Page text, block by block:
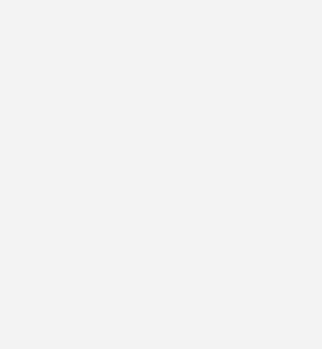
der Gebäudedämmung aufzugeben“, hat in
Stellungnahmen und Diskussionen
Peter Hinrichs, Geschäftsführer des
Gebäudehülle (BuVEG), und
Klimaschutz-, Energiepolitik und
Immobilien Ausschuss (ZIA), zu der
Das Interview führte GEB-Redakteurin